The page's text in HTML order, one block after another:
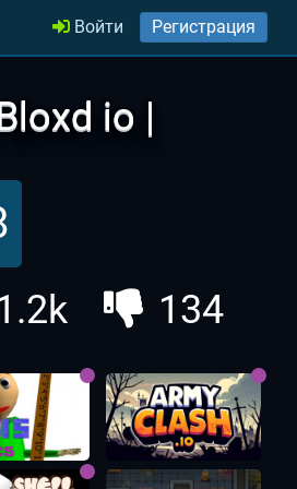
Войти Регистрация
io |
ио
134